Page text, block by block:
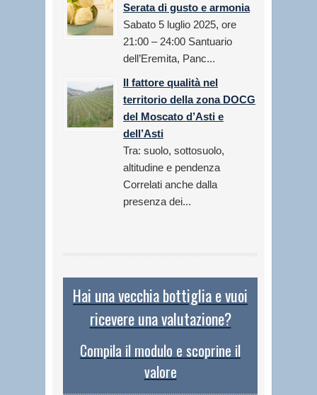
Serata di gusto e armonia
Sabato 5 luglio 2025, ore
21:00 – 24:00 Santuario
dell’Eremita, Panc...
Il fattore qualità nel
territorio della zona DOCG
del Moscato d’Asti e
dell’Asti
Tra: suolo, sottosuolo,
altitudine e pendenza
Correlati anche dalla
presenza dei...
Hai una vecchia bottiglia e vuoi
ricevere una valutazione?
Compila il modulo e scoprine il
valore